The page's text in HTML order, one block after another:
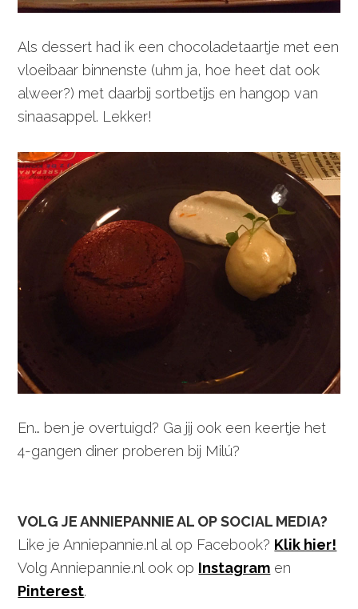
Als dessert had ik een chocoladetaartje met een
vloeibaar binnenste (uhm ja, hoe heet dat ook
alweer?) met daarbij sortbetijs en hangop van
sinaasappel. Lekker!
En… ben je overtuigd? Ga jij ook een keertje het
4-gangen diner proberen bij Milú?
VOLG JE ANNIEPANNIE AL OP SOCIAL MEDIA?
Like je Anniepannie.nl al op Facebook? Klik hier!
Volg Anniepannie.nl ook op Instagram en
Pinterest.